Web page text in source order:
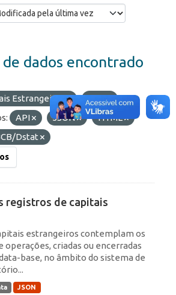
dados encontrado
Estrangeiros
RDE
API JSON
HTML
Dstat
registros de capitais
estrangeiros contemplam os
operações, criadas ou encerradas
base, no âmbito do sistema de
JSON